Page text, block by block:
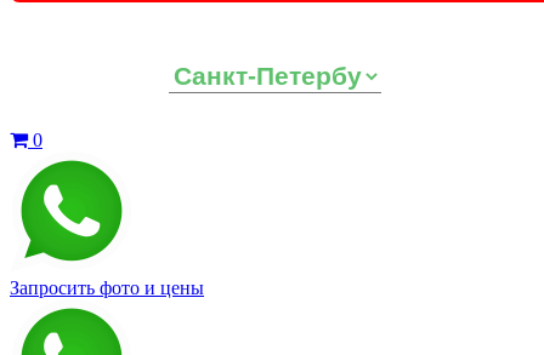
0
Запросить фото и цены